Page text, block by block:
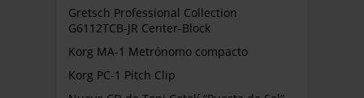
Gretsch Professional Collection
G6112TCB-JR Center-Block
Korg MA-1 Metrónomo compacto
Korg PC-1 Pitch Clip